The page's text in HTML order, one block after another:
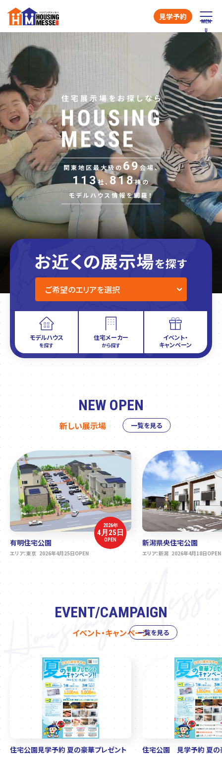
見学予約
関東地区最大級の69会場、
113社、 818棟の
モデルハウス情報を網羅！
モデルハウス
を探す
住宅メーカー
から探す
イベント・
キャンペーン
NEW OPEN
新しい展示場 一覧を見る
2026年
4月25日
OPEN
有明住宅公園
エリア：東京 2026年4月25日OPEN
新潟県央住宅公園
エリア：新潟 2026年4月18日OPEN
EVENT/CAMPAIGN
イベント・キャンペーン
住宅公園見学予約 夏の豪華プレゼント
住宅公園 見学予約 夏の
一覧を見る